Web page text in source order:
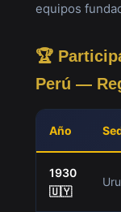
equipos
🏆
Perú —
Año
1930
🇺🇾